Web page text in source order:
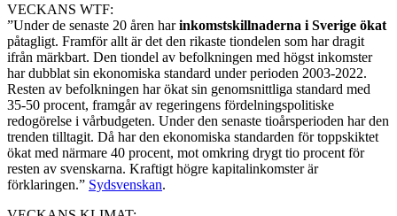
VECKANS WTF:
”Under de senaste 20 åren harinkomstskillnaderna i Sverige ökat
påtagligt. Framför allt är det den rikaste tiondelen som har dragit
ifrån märkbart. Den tiondel av befolkningen med högst inkomster
har dubblat sin ekonomiska standard under perioden 2003-2022.
Resten av befolkningen har ökat sin genomsnittliga standard med
35-50 procent, framgår av regeringens fördelningspolitiske
redogörelse i vårbudgeten. Under den senaste tioårsperioden har den
trenden tilltagit. Då har den ekonomiska standarden för toppskiktet
ökat med närmare 40 procent, mot omkring drygt tio procent för
resten av svenskarna. Kraftigt högre kapitalinkomster är
förklaringen.” Sydsvenskan.